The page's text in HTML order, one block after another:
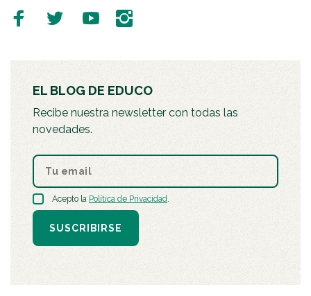
EL BLOG DE EDUCO
Recibe nuestra newsletter con todas las
novedades.
Acepto la Política de Privacidad
SUSCRIBIRSE